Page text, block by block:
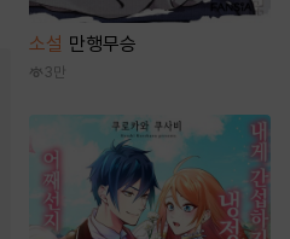
소설 만행무승
3만